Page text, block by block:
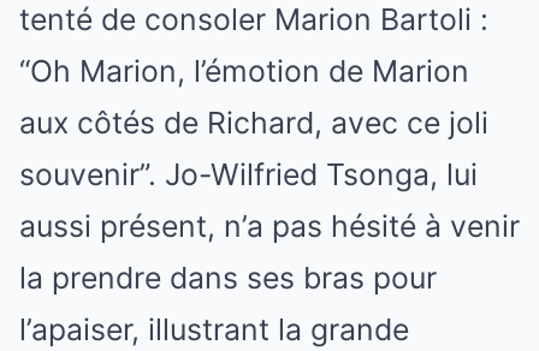
tenté de consoler Marion Bartoli :
“Oh Marion, l’émotion de Marion
aux côtés de Richard, avec ce joli
souvenir”. Jo-Wilfried Tsonga, lui
aussi présent, n’a pas hésité à venir
la prendre dans ses bras pour
l’apaiser, illustrant la grande